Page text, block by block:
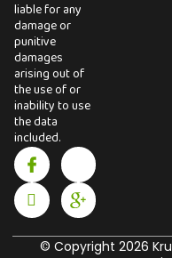
liable for any
damage or
punitive
damages
arising out of
the use of or
inability to use
the data
included.
I
c
o
n
-
f
X
t
w
i
t
t
I
n
s
t
a
g
I
o
n
-
g
o
© Copyright 2026